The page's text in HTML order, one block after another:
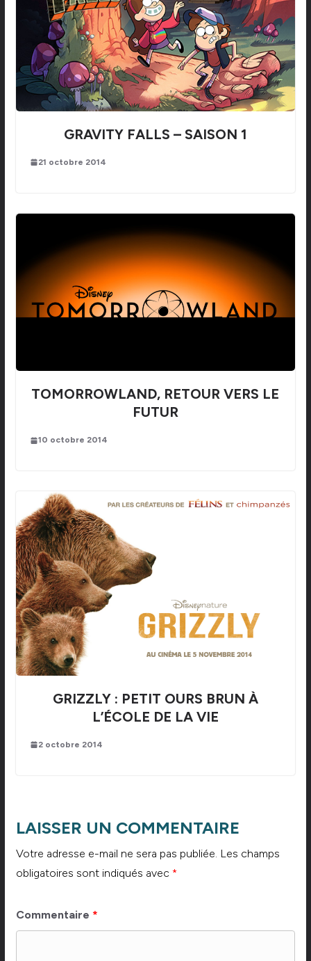
GRAVITY FALLS – SAISON 1
21 octobre 2014
TOMORROWLAND, RETOUR VERS LE
FUTUR
10 octobre 2014
GRIZZLY : PETIT OURS BRUN À
L’ÉCOLE DE LA VIE
2 octobre 2014
LAISSER UN COMMENTAIRE
Votre adresse e-mail ne sera pas publiée. Les champs
obligatoires sont indiqués avec *
Commentaire *